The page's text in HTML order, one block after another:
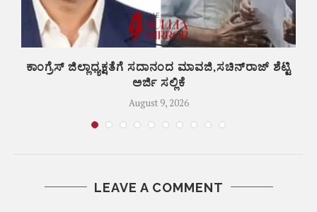
ಕಾಂಗ್ರೆಸ್ ಜಿಲ್ಲಾಧ್ಯಕ್ಷತೆಗೆ ಸದಾನಂದ ಮಾವಜಿ,ಸಚಿನ್‌ರಾಜ್ ಶೆಟ್ಟಿ
ಅರ್ಜಿ ಸಲ್ಲಿಕೆ
August 9, 2026
LEAVE A COMMENT